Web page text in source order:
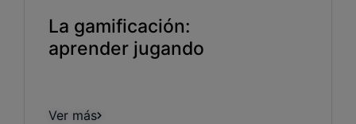
La gamificación:
aprender jugando
Ver más